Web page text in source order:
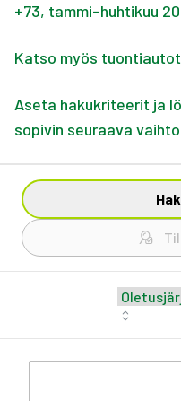
+73, tammi–huhtikuu
Katso myös
Aseta hakukriteerit ja
sopivin seuraava